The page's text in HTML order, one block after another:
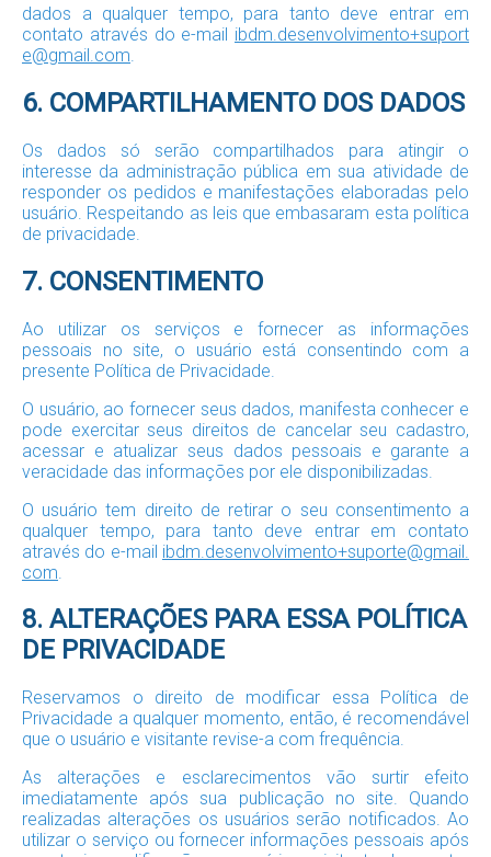
dados a qualquer tempo, para tanto deve entrar em
contato através do e-mail ibdm.desenvolvimento+suport
e@gmail.com.
6. COMPARTILHAMENTO DOS DADOS
Os dados só serão compartilhados para atingir o
interesse da administração pública em sua atividade de
responder os pedidos e manifestações elaboradas pelo
usuário. Respeitando as leis que embasaram esta política
de privacidade.
7. CONSENTIMENTO
Ao utilizar os serviços e fornecer as informações
pessoais no site, o usuário está consentindo com a
presente Política de Privacidade.
O usuário, ao fornecer seus dados, manifesta conhecer e
pode exercitar seus direitos de cancelar seu cadastro,
acessar e atualizar seus dados pessoais e garante a
veracidade das informações por ele disponibilizadas.
O usuário tem direito de retirar o seu consentimento a
qualquer tempo, para tanto deve entrar em contato
através do e-mail ibdm.desenvolvimento+suporte@gmail.
com
8. ALTERAÇÕES PARA ESSA POLÍTICA
DE PRIVACIDADE
Reservamos o direito de modificar essa Política de
Privacidade a qualquer momento, então, é recomendável
que o usuário e visitante revise-a com frequência.
As alterações e esclarecimentos vão surtir efeito
imediatamente após sua publicação no site. Quando
realizadas alterações os usuários serão notificados. Ao
utilizar o serviço ou fornecer informações pessoais após